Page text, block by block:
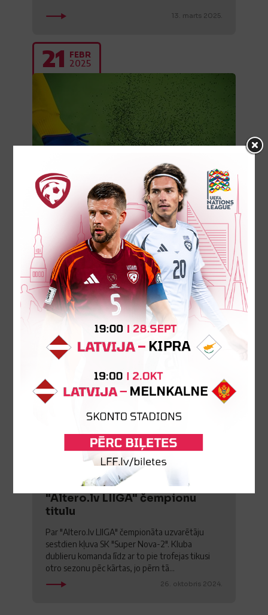
13. marts 2025.
21 FEBR
2025
Latvijas 2. līgas čempionāts no
2026. gada sezonas
paplašināsies
No 2026. gada sezonas Latvijas 2. līgas
čempionāts ("Altero.lv LIIGA") paplašināsies no
16 līdz 20 komandām, apstiprinājusi Latvijas
Futbola federācijas (LFF) valde...
21. februāris 2025.
26 2024
SK "Super Nova-2" svin
"Altero.lv LIIGA" čempionu
titulu
Par "Altero.lv LIIGA" čempionāta uzvarētāju
sestdien kļuva SK "Super Nova-2". Kluba
dublieru komanda līdz ar to pie trofejas tikusi
otro sezonu pēc kārtas, jo pērn tā...
26. oktobris 2024.